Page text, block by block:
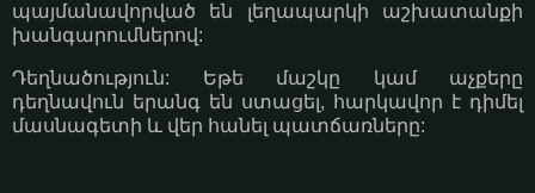
պայմանավորված են լեղապարկի աշխատանքի
խանգարումներով:
Դեղնածություն: Եթե մաշկը կամ աչքերը
դեղնավուն երանգ են ստացել, հարկավոր է դիմել
մասնագետի և վեր հանել պատճառները: